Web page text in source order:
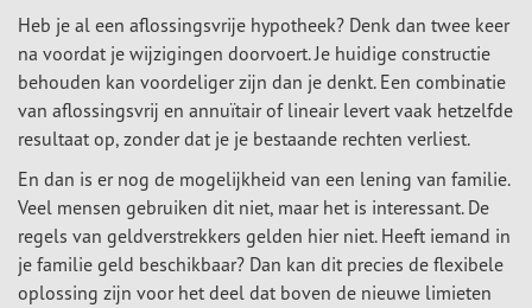
Heb je al een aflossingsvrije hypotheek? Denk dan twee keer
na voordat je wijzigingen doorvoert. Je huidige constructie
behouden kan voordeliger zijn dan je denkt. Een combinatie
van aflossingsvrij en annuïtair of lineair levert vaak hetzelfde
resultaat op, zonder dat je je bestaande rechten verliest.
En dan is er nog de mogelijkheid van een lening van familie.
Veel mensen gebruiken dit niet, maar het is interessant. De
regels van geldverstrekkers gelden hier niet. Heeft iemand in
je familie geld beschikbaar? Dan kan dit precies de flexibele
oplossing zijn voor het deel dat boven de nieuwe limieten